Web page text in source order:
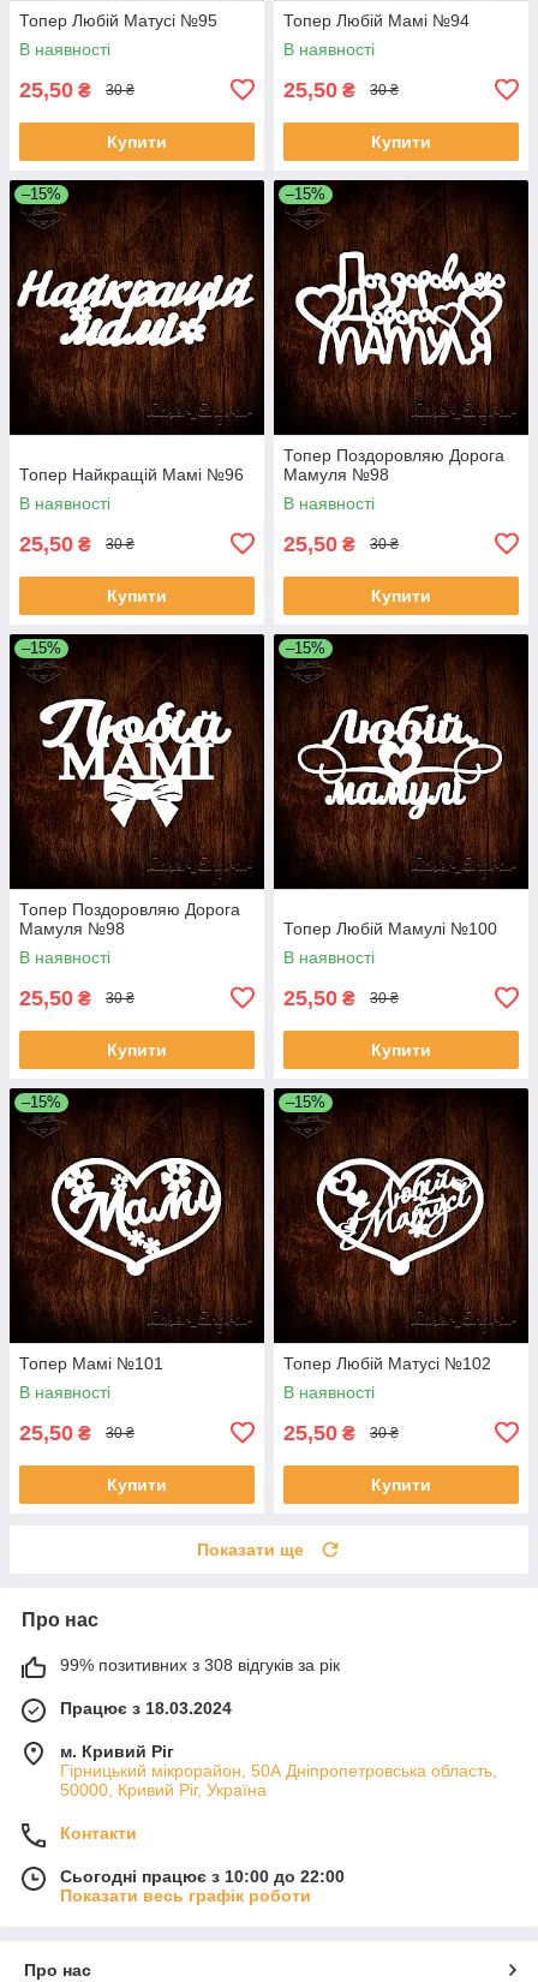
Топер Любій Матусі №95
В наявності
25,50 ₴ 30 ₴
Купити
Топер Любій Мамі №94
В наявності
25,50 ₴ 30 ₴
Купити
–15%
Топер Найкращій Мамі №96
В наявності
25,50 ₴ 30 ₴
Купити
–15%
Топер Поздоровляю Дорога
Мамуля №98
В наявності
25,50 ₴ 30 ₴
Купити
–15%
Топер Поздоровляю Дорога
Мамуля №98
В наявності
25,50 ₴ 30 ₴
Купити
–15%
Топер Любій Мамулі №100
В наявності
25,50 ₴ 30 ₴
Купити
–15%
Топер Мамі №101
В наявності
25,50 ₴ 30 ₴
Купити
–15%
Топер Любій Матусі №102
В наявності
25,50 ₴ 30 ₴
Купити
Показати ще
Про нас
99% позитивних з 308 відгуків за рік
Працює з 18.03.2024
м. Кривий Ріг
Гірницький мікрорайон, 50А Дніпропетровська область,
50000, Кривий Ріг, Україна
Контакти
Сьогодні працює з 10:00 до 22:00
Показати весь графік роботи
Про нас